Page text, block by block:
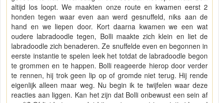
altijd los loopt. We maakten onze route en kwamen eerst 2
honden tegen waar even aan werd gesnuffeld, niks aan de
hand en we liepen door. Kort daarna kwamen we een wat
oudere labradoodle tegen, Bolli maakte zich klein en liet de
labradoodle zich benaderen. Ze snuffelde even en begonnen in
eerste instantie te spelen leek het totdat de labradoodle begon
te grommen en te happen. Bolli reageerde hierop door verder
te rennen, hij trok geen lip op of gromde niet terug. Hij rende
eigenlijk alleen maar weg. Nu begin ik te twijfelen waar deze
reacties aan liggen. Kan het zijn dat Bolli onbewust een sein af